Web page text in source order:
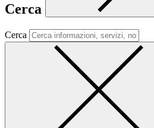
Cerca
Cerca